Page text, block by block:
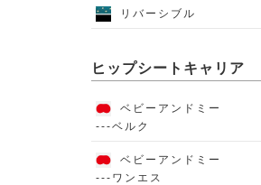
リバーシブル
ヒップシートキャリア
ベビーアンドミー
---ベルク
ベビーアンドミー
---ワンエス